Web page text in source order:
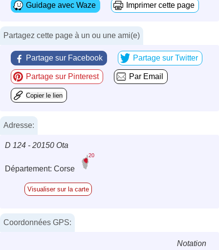
Guidage avec Waze Imprimer cette page
Partagez cette page à un ou une ami(e)
Partage sur Facebook Partage sur Twitter
Partage sur Pinterest Par Email
Copier le lien
Adresse:
D 124 - 20150 Ota
Département: Corse
20
Visualiser sur la carte
Coordonnées GPS:
Notation